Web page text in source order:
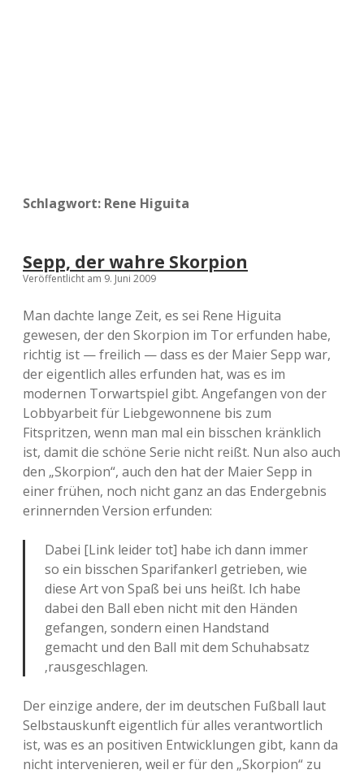
Schlagwort: Rene Higuita
Sepp, der wahre Skorpion
Veröffentlicht am 9. Juni 2009
Man dachte lange Zeit, es sei Rene Higuita
gewesen, der den Skorpion im Tor erfunden habe,
richtig ist — freilich — dass es der Maier Sepp war,
der eigentlich alles erfunden hat, was es im
modernen Torwartspiel gibt. Angefangen von der
Lobbyarbeit für Liebgewonnene bis zum
Fitspritzen, wenn man mal ein bisschen kränklich
ist, damit die schöne Serie nicht reißt. Nun also auch
den „Skorpion“, auch den hat der Maier Sepp in
einer frühen, noch nicht ganz an das Endergebnis
erinnernden Version erfunden:
Dabei [Link leider tot] habe ich dann immer
so ein bisschen Sparifankerl getrieben, wie
diese Art von Spaß bei uns heißt. Ich habe
dabei den Ball eben nicht mit den Händen
gefangen, sondern einen Handstand
gemacht und den Ball mit dem Schuhabsatz
‚rausgeschlagen.
Der einzige andere, der im deutschen Fußball laut
Selbstauskunft eigentlich für alles verantwortlich
ist, was es an positiven Entwicklungen gibt, kann da
nicht intervenieren, weil er für den „Skorpion“ zu